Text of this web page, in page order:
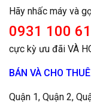
Hãy nhấc máy và
0931 100
cực kỳ ưu đãi VÀ
BÁN VÀ CHO
Quận 1, Quận 2,